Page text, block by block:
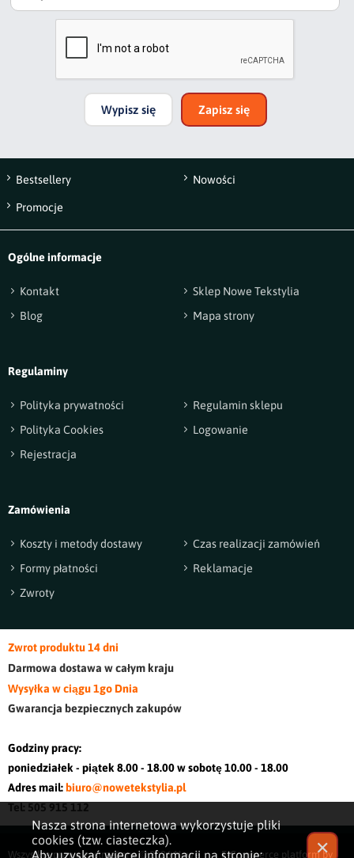
Wyślij opinię
Wypisz się Zapisz się
Bestsellery Nowości
Promocje
Ogólne informacje
Kontakt
Sklep Nowe Tekstylia
Blog
Mapa strony
Regulaminy
Polityka prywatności
Regulamin sklepu
Polityka Cookies
Logowanie
Rejestracja
Zamówienia
Koszty i metody dostawy
Czas realizacji zamówień
Formy płatności
Reklamacje
Zwroty
Zwrot produktu 14 dni
Darmowa dostawa w całym kraju
Wysyłka w ciągu 1go Dnia
Gwarancja bezpiecznych zakupów
Godziny pracy:
poniedziałek - piątek 8.00 - 18.00 w sobotę 10.00 - 18.00
Adres mail: biuro@nowetekstylia.pl
Tel: 505 915 112
Wszystkie prawa zastrzeżone © 2026Nowe E-Commerce platform by
Nasza strona internetowa wykorzystuje pliki
cookies (tzw. ciasteczka).
Aby uzyskać więcej informacji na stronie:
✕